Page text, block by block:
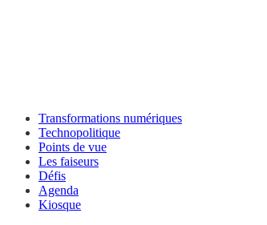
Transformations numériques
Technopolitique
Points de vue
Les faiseurs
Défis
Agenda
Kiosque